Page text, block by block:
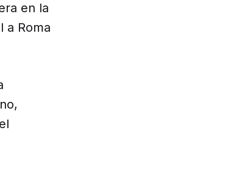
en la
a Roma